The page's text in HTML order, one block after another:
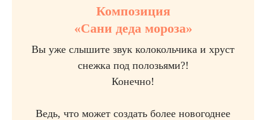
Композиция
«Сани деда мороза»
Вы уже слышите звук колокольчика и хруст
снежка под полозьями?!
Конечно!
Ведь, что может создать более новогоднее